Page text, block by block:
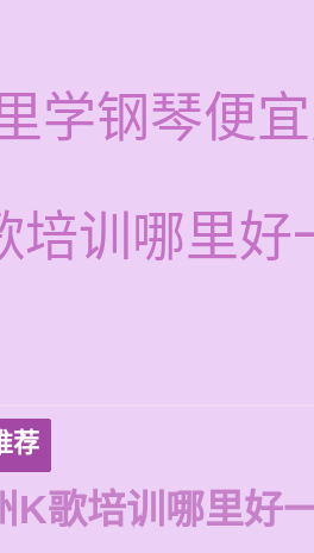
学钢琴便
培训哪里好
荐
K歌培训哪里好